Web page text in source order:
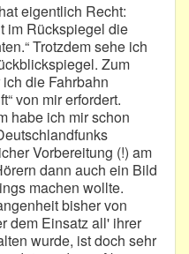
eigentlich Recht:
im Rückspiegel die
Trotzdem sehe ich
Zum
die Fahrbahn
von mir erfordert.
habe ich mir schon
Vorbereitung (!) am
dann auch ein Bild
machen wollte.
bisher von
dem Einsatz all' ihrer
wurde, ist doch sehr